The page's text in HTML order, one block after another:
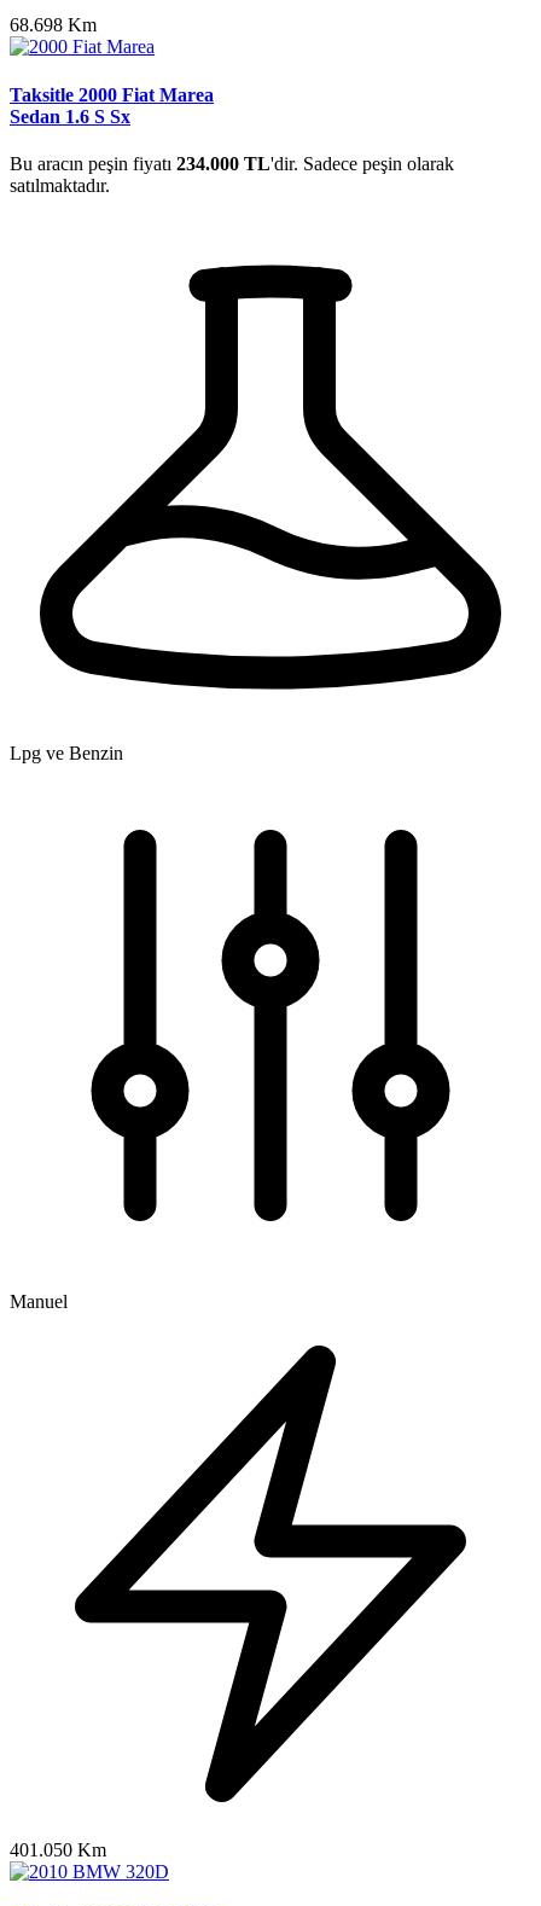
68.698 Km
Taksitle 2000 Fiat Marea
Sedan 1.6 S Sx
Bu aracın peşin fiyatı 234.000 TL'dir. Sadece peşin olarak
satılmaktadır.
Lpg ve Benzin
Manuel
401.050 Km